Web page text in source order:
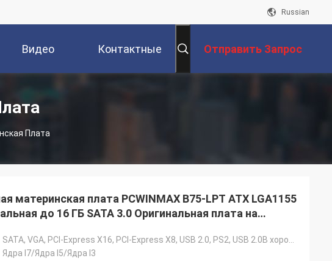
Russian
Видео Контактные Отправить Запрос
Плата
материнская плата PCWINMAX B75-LPT ATX LGA1155
до 16 ГБ SATA 3.0 Оригинальная плата на
Ядра I7/Ядра I5/Ядра I3